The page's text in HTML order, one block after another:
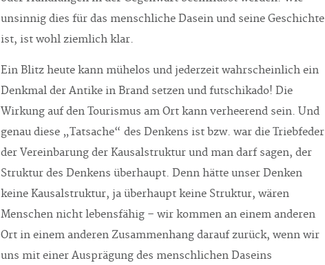
unsinnig dies für das menschliche Dasein und seine Geschichte
ist, ist wohl ziemlich klar.
Ein Blitz heute kann mühelos und jederzeit wahrscheinlich ein
Denkmal der Antike in Brand setzen und futschikado! Die
Wirkung auf den Tourismus am Ort kann verheerend sein. Und
genau diese „Tatsache“ des Denkens ist bzw. war die Triebfeder
der Vereinbarung der Kausalstruktur und man darf sagen, der
Struktur des Denkens überhaupt. Denn hätte unser Denken
keine Kausalstruktur, ja überhaupt keine Struktur, wären
Menschen nicht lebensfähig – wir kommen an einem anderen
Ort in einem anderen Zusammenhang darauf zurück, wenn wir
uns mit einer Ausprägung des menschlichen Daseins